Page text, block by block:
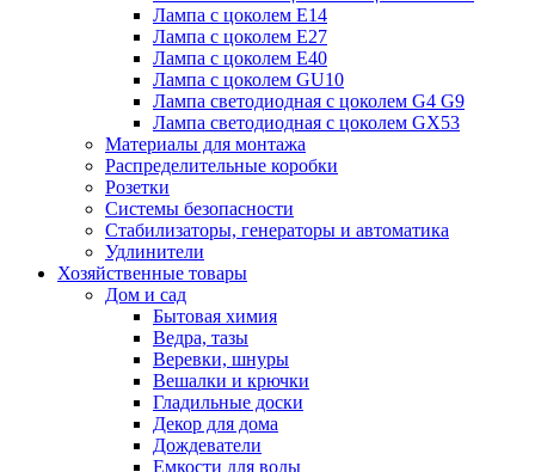
Лампа с цоколем E14
Лампа с цоколем E27
Лампа с цоколем E40
Лампа с цоколем GU10
Лампа светодиодная с цоколем G4 G9
Лампа светодиодная с цоколем GX53
Материалы для монтажа
Распределительные коробки
Розетки
Системы безопасности
Стабилизаторы, генераторы и автоматика
Удлинители
Хозяйственные товары
Дом и сад
Бытовая химия
Ведра, тазы
Веревки, шнуры
Вешалки и крючки
Гладильные доски
Декор для дома
Дождеватели
Емкости для воды